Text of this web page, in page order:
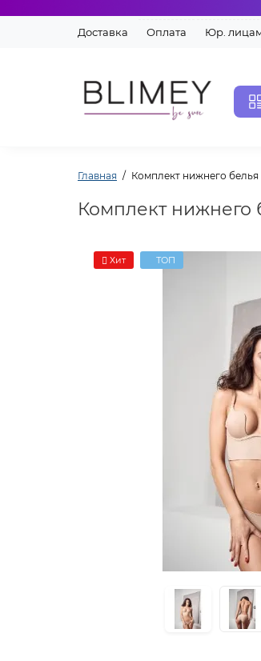
Доставка Оплата Юр.
Главная Комплект нижнего
Комплект нижнего
Хит ТОП